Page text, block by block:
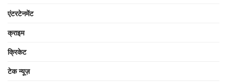
एंटरटेनमेंट
क्राइम
क्रिकेट
टेक न्यूज़